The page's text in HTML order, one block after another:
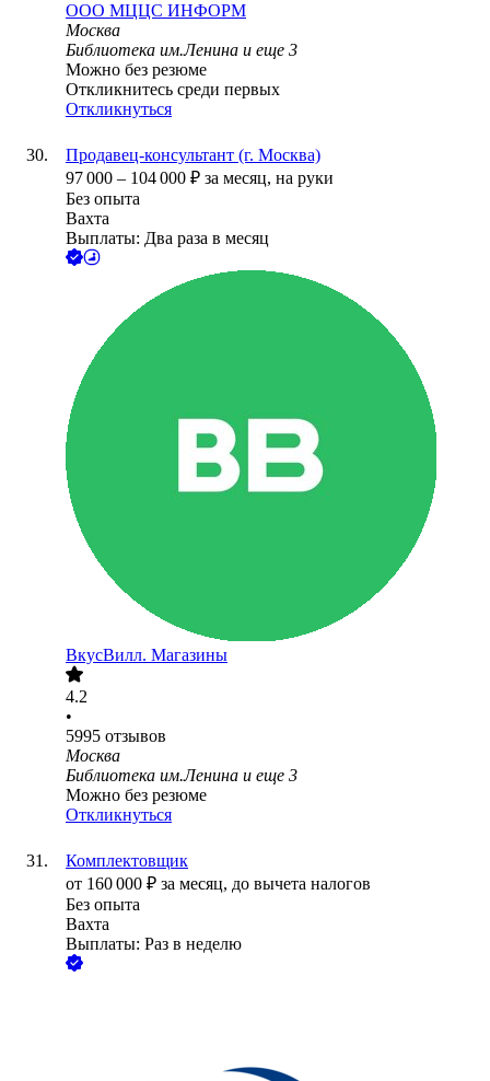
ООО МЦЦС ИНФОРМ
Москва
Библиотека им.Ленина и еще 3
Можно без резюме
Откликнитесь среди первых
Откликнуться
Продавец-консультант (г. Москва)
97 000 – 104 000 ₽ за месяц, на руки
Без опыта
Вахта
Выплаты: Два раза в месяц
ВкусВилл. Магазины
4.2
•
5995 отзывов
Москва
Библиотека им.Ленина и еще 3
Можно без резюме
Откликнуться
Комплектовщик
от 160 000 ₽ за месяц, до вычета налогов
Без опыта
Вахта
Выплаты: Раз в неделю